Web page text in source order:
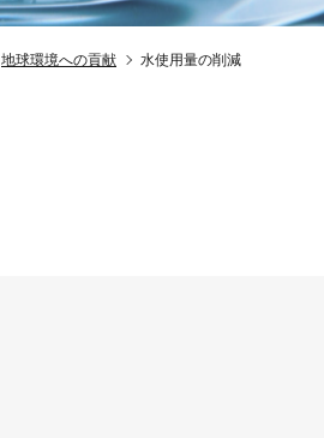
地球環境への貢献 水使用量の削減